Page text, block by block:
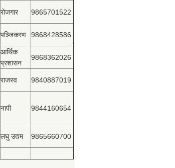
रोजगार 9865701522
पञ्‍जिकरण 9868428586
आर्थिक
प्रशासन
9868362026
राजस्‍व 9840887019
नापी 9844160654
लघु उद्यम 9865660700